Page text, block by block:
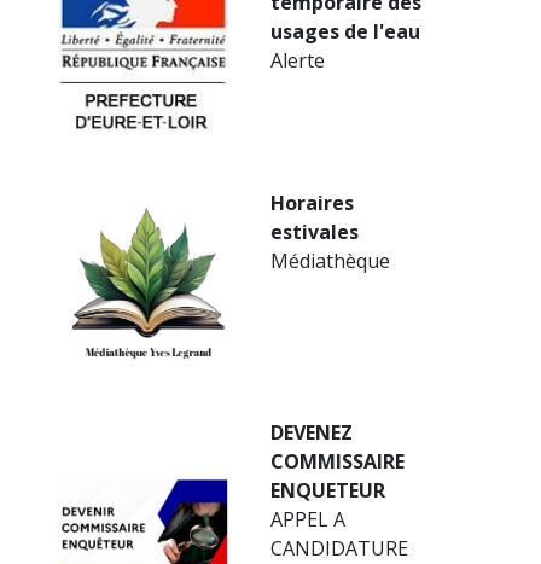
usages de l'eau
Alerte
Horaires
estivales
Médiathèque
DEVENEZ
COMMISSAIRE
ENQUETEUR
APPEL A
CANDIDATURE